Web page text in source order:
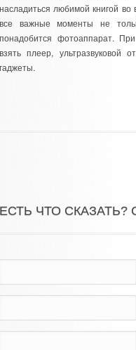
любимой книгой
важные моменты не
фотоаппарат.
плеер, ультразвуковой
ЧТО СКАЗАТЬ?